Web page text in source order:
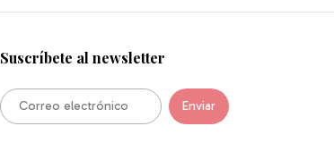
Suscríbete al newsletter